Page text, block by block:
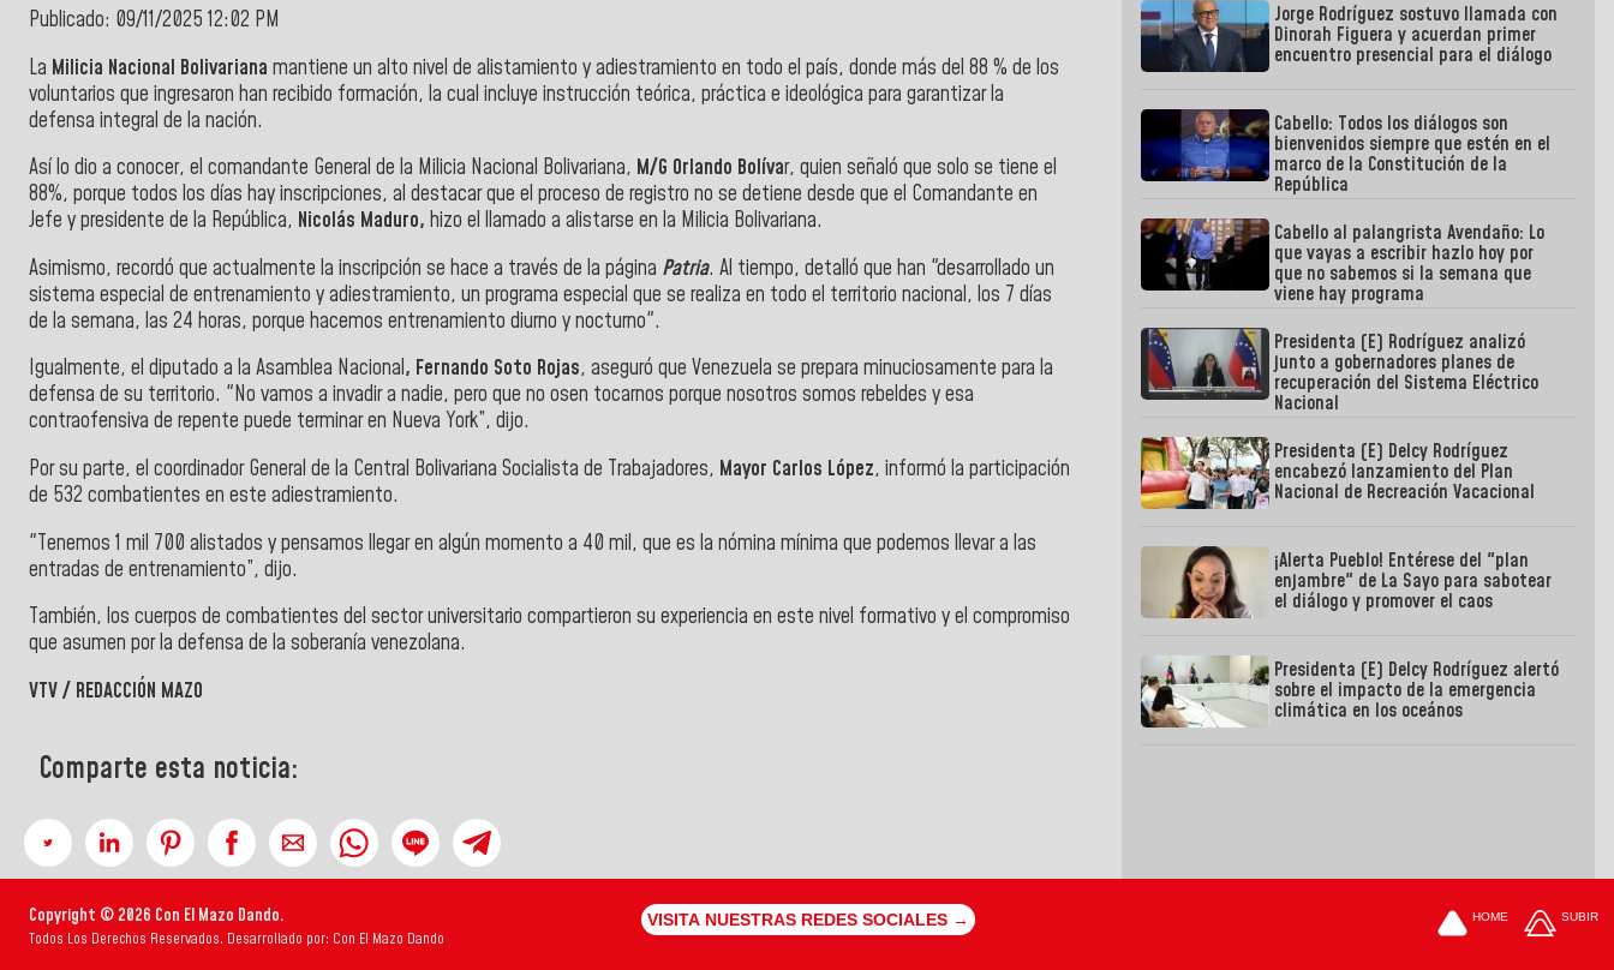
Publicado: 09/11/2025 12:02 PM
La Milicia Nacional Bolivariana mantiene un alto nivel de alistamiento y adiestramiento en todo el país, donde más del 88 % de los
voluntarios que ingresaron han recibido formación, la cual incluye instrucción teórica, práctica e ideológica para garantizar la
defensa integral de la nación.
Así lo dio a conocer, el comandante General de la Milicia Nacional Bolivariana, M/G Orlando Bolívar, quien señaló que solo se tiene el
88%, porque todos los días hay inscripciones, al destacar que el proceso de registro no se detiene desde que el Comandante en
Jefe y presidente de la República, Nicolás Maduro, hizo el llamado a alistarse en la Milicia Bolivariana.
Asimismo, recordó que actualmente la inscripción se hace a través de la página Patria. Al tiempo, detalló que han "desarrollado un
sistema especial de entrenamiento y adiestramiento, un programa especial que se realiza en todo el territorio nacional, los 7 días
de la semana, las 24 horas, porque hacemos entrenamiento diurno y nocturno".
Igualmente, el diputado a la Asamblea Nacional, Fernando Soto Rojas, aseguró que Venezuela se prepara minuciosamente para la
defensa de su territorio. "No vamos a invadir a nadie, pero que no osen tocarnos porque nosotros somos rebeldes y esa
contraofensiva de repente puede terminar en Nueva York”, dijo.
Por su parte, el coordinador General de la Central Bolivariana Socialista de Trabajadores, Mayor Carlos López, informó la participación
de 532 combatientes en este adiestramiento.
"Tenemos 1 mil 700 alistados y pensamos llegar en algún momento a 40 mil, que es la nómina mínima que podemos llevar a las
entradas de entrenamiento”, dijo.
También, los cuerpos de combatientes del sector universitario compartieron su experiencia en este nivel formativo y el compromiso
que asumen por la defensa de la soberanía venezolana.
VTV / REDACCIÓN MAZO
Comparte esta noticia:
Jorge Rodríguez sostuvo llamada con
Dinorah Figuera y acuerdan primer
encuentro presencial para el diálogo
Cabello: Todos los diálogos son
bienvenidos siempre que estén en el
marco de la Constitución de la
República
Cabello al palangrista Avendaño: Lo
que vayas a escribir hazlo hoy por
que no sabemos si la semana que
viene hay programa
Presidenta (E) Rodríguez analizó
junto a gobernadores planes de
recuperación del Sistema Eléctrico
Nacional
Presidenta (E) Delcy Rodríguez
encabezó lanzamiento del Plan
Nacional de Recreación Vacacional
¡Alerta Pueblo! Entérese del "plan
enjambre" de La Sayo para sabotear
el diálogo y promover el caos
Presidenta (E) Delcy Rodríguez alertó
sobre el impacto de la emergencia
climática en los oceános
Copyright © 2026 Con El Mazo Dando.
Todos Los Derechos Reservados. Desarrollado por: Con El Mazo Dando
VISITA NUESTRAS REDES SOCIALES → HOME SUBIR